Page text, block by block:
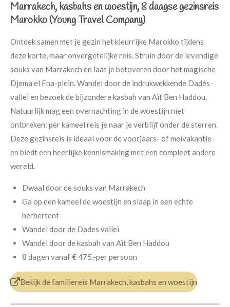
Marrakech, kasbahs en woestijn, 8 daagse gezinsreis
Marokko (Young Travel Company)
Ontdek samen met je gezin het kleurrijke Marokko tijdens
deze korte, maar onvergetelijke reis. Struin door de levendige
souks van Marrakech en laat je betoveren door het magische
Djema el Fna-plein. Wandel door de indrukwekkende Dadés-
vallei en bezoek de bijzondere kasbah van Aït Ben Haddou.
Natuurlijk mag een overnachting in de woestijn niet
ontbreken: per kameel reis je naar je verblijf onder de sterren.
Deze gezinsreis is ideaal voor de voorjaars- of meivakantie
en biedt een heerlijke kennismaking met een compleet andere
wereld.
Dwaal door de souks van Marrakech
Ga op een kameel de woestijn en slaap in een echte
berbertent
Wandel door de Dades vallei
Wandel door de kasbah van Aït Ben Haddou
8 dagen vanaf€ 475,-per persoon
Bekijk de familiereis Marrakech, kasbahs en woestijn